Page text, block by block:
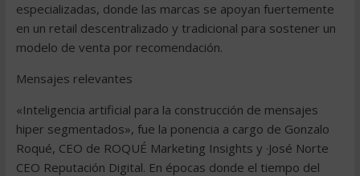
especializadas, donde las marcas se apoyan fuertemente
en un retail descentralizado y tradicional para sostener un
modelo de venta por recomendación.
Mensajes relevantes
«Inteligencia artificial para la construcción de mensajes
hiper segmentados», fue la ponencia a cargo de Gonzalo
Roqué, CEO de ROQUÉ Marketing Insights y ·José Norte
CEO Reputación Digital. En épocas donde el tiempo del